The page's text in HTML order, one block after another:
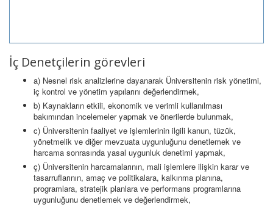
İç Denetçilerin görevleri
a) Nesnel risk analizlerine dayanarak Üniversitenin risk yönetimi,
iç kontrol ve yönetim yapılarını değerlendirmek,
b) Kaynakların etkili, ekonomik ve verimli kullanılması
bakımından incelemeler yapmak ve önerilerde bulunmak,
c) Üniversitenin faaliyet ve işlemlerinin ilgili kanun, tüzük,
yönetmelik ve diğer mevzuata uygunluğunu denetlemek ve
harcama sonrasında yasal uygunluk denetimi yapmak,
ç) Üniversitenin harcamalarının, mali işlemlere ilişkin karar ve
tasarruflarının, amaç ve politikalara, kalkınma planına,
programlara, stratejik planlara ve performans programlarına
uygunluğunu denetlemek ve değerlendirmek,